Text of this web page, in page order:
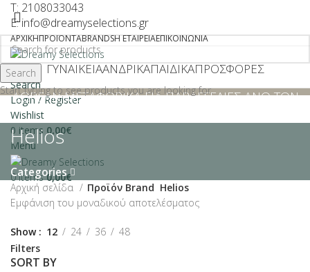
T: 2108033043
E: info@dreamyselections.gr
ΑΡΧΙΚΉΠΡΟΪΌΝΤΑBRANDSΗ ΕΤΑΙΡΕΊΑΕΠΙΚΟΙΝΩΝΊΑ
ΓΥΝΑΙΚΕΊΑΑΝΔΡΙΚΆΠΑΙΔΙΚΆΠΡΟΣΦΟΡΕΣ
Search
Login / Register
Wishlist
0 items 0,00€
Menu
0items 0,00€
ΔΩΡΕΑΝ ΜΕΤΑΦΟΡΙΚΑ ΓΙΑ ΠΑΡΑΓΓΕΛΙΕΣ ΑΝΩ ΤΩΝ
Helios
Categories
Αρχική σελίδα Προϊόν Brand Helios
Εμφάνιση του μοναδικού αποτελέσματος
Show 12 24 36
48
Filters
SORT BY
Search
Start typing to see products you are looking for.